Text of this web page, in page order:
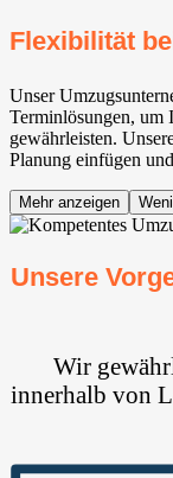
Flexibilität
Unser
Terminlösungen, um
gewährleisten.
Planung einfügen
Mehr anzeigen
Unsere
Wir
innerhalb von